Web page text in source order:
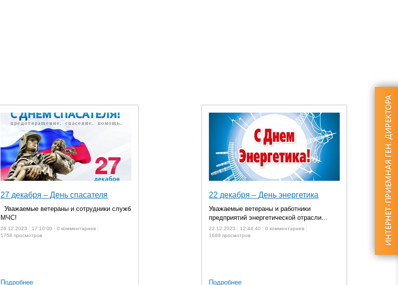
27 декабря – День спасателя
Уважаемые ветераны и сотрудники служб
МЧС!
26.12.2023 17:10:00
0 комментариев
1758 просмотров
Подробнее
22 декабря – День энергетика
Уважаемые ветераны и работники
предприятий энергетической отрасли...
22.12.2023 12:44:40
0 комментариев
1689 просмотров
Подробнее